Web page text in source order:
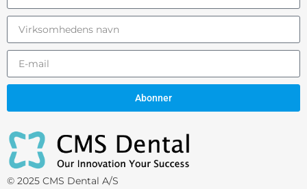
Abonner
© 2025 CMS Dental A/S